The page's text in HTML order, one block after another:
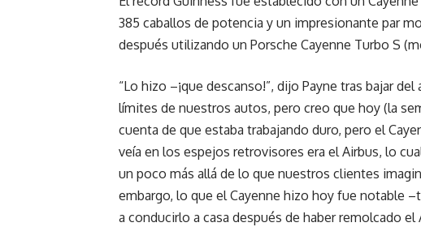
385 caballos de potencia y un impresionante par
después utilizando un Porsche Cayenne Turbo S
“Lo hizo –¡que descanso!”, dijo Payne tras bajar
límites de nuestros autos, pero creo que hoy (la
cuenta de que estaba trabajando duro, pero el
veía en los espejos retrovisores era el Airbus, lo
un poco más allá de lo que nuestros clientes
embargo, lo que el Cayenne hizo hoy fue notable
a conducirlo a casa después de haber remolcado